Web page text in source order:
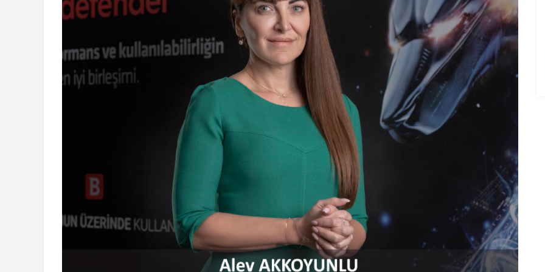
ERKUR THERMOFORMING
MACHINES
İKRA MAKINA TANITIM FILMI